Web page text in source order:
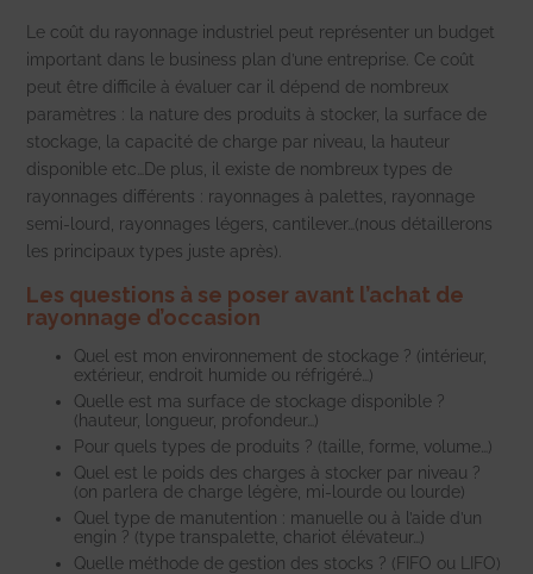
Le coût du rayonnage industriel peut représenter un budget
important dans le business plan d’une entreprise. Ce coût
peut être difficile à évaluer car il dépend de nombreux
paramètres : la nature des produits à stocker, la surface de
stockage, la capacité de charge par niveau, la hauteur
disponible etc… De plus, il existe de nombreux types de
rayonnages différents : rayonnages à palettes, rayonnage
semi-lourd, rayonnages légers, cantilever…(nous détaillerons
les principaux types juste après).
Les questions à se poser avant l’achat de
rayonnage d’occasion
Quel est mon environnement de stockage ? (intérieur,
extérieur, endroit humide ou réfrigéré…)
Quelle est ma surface de stockage disponible ?
(hauteur, longueur, profondeur…)
Pour quels types de produits ? (taille, forme, volume…)
Quel est le poids des charges à stocker par niveau ?
(on parlera de charge légère, mi-lourde ou lourde)
Quel type de manutention : manuelle ou à l’aide d’un
engin ? (type transpalette, chariot élévateur…)
Quelle méthode de gestion des stocks ? (FIFO ou LIFO)